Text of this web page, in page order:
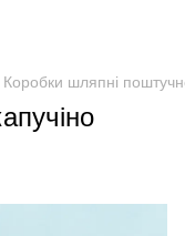
Коробки шляпні